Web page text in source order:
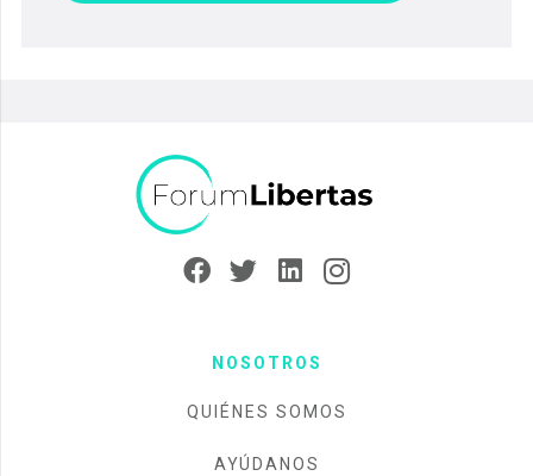
NOSOTROS
QUIÉNES SOMOS
AYÚDANOS